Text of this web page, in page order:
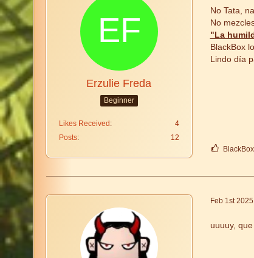
Erzulie Freda
Beginner
Likes Received
4
Posts
12
No Tata,
No
"La
BlackBox
Lindo día
Feb 1st 2025
uuuuy,